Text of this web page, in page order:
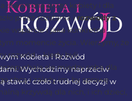
stworzona przez kobiety i dla
przez rozstania irozwody z
wsparcie i jaka konkretna
momencie życia. Wierzymy, że
rozwód – kiedy byli
się między sobą dla
chcą i zależy im, by sprawę
krzywdą dla nich, i ich dzieci,
Kobieta i Rozwód
Wychodzimy naprzeciw
stawić czoło trudnej decyzji w